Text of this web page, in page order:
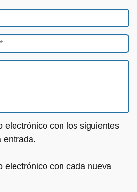
electrónico con los siguientes
entrada.
electrónico con cada nueva